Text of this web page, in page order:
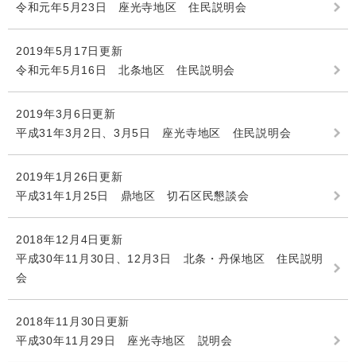
令和元年5月23日 座光寺地区 住民説明会
2019年5月17日更新
令和元年5月16日 北条地区 住民説明会
2019年3月6日更新
平成31年3月2日、3月5日 座光寺地区 住民説明会
2019年1月26日更新
平成31年1月25日 鼎地区 切石区民懇談会
2018年12月4日更新
平成30年11月30日、12月3日 北条・丹保地区 住民説明
会
2018年11月30日更新
平成30年11月29日 座光寺地区 説明会